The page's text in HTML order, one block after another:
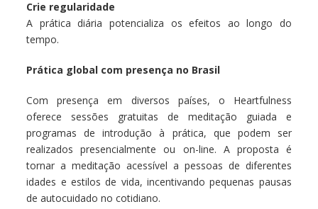
Crie regularidade
A prática diária potencializa os efeitos ao longo do
tempo.
Prática global com presença no Brasil
Com presença em diversos países, o Heartfulness
oferece sessões gratuitas de meditação guiada e
programas de introdução à prática, que podem ser
realizados presencialmente ou on-line. A proposta é
tornar a meditação acessível a pessoas de diferentes
idades e estilos de vida, incentivando pequenas pausas
de autocuidado no cotidiano.